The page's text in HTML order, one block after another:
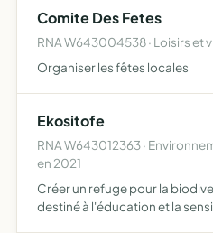
Comite Des Fetes
RNA W643004538 · Loisirs et
Organiser les fêtes locales
Ekositofe
RNA W643012363 ·
en 2021
Créer un refuge pour la
destiné à l'éducation et la